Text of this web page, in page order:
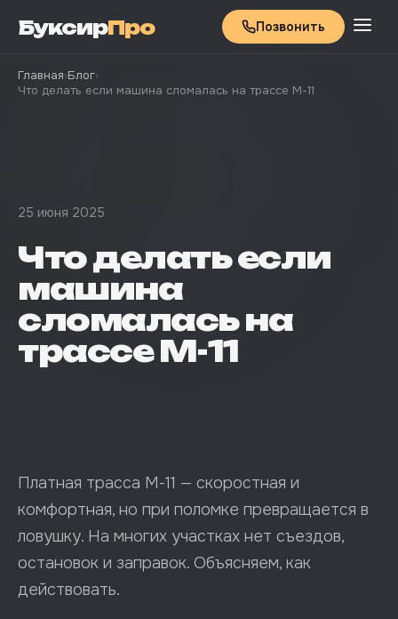
БуксирПро Позвонить
Главная›Блог›
Что делать если машина сломалась на трассе М-11
25 июня 2025
Что делать если
машина
сломалась на
трассе М-11
Платная трасса М-11 — скоростная и
комфортная, но при поломке превращается в
ловушку. На многих участках нет съездов,
остановок и заправок. Объясняем, как
действовать.